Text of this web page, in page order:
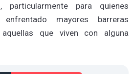
particularmente para quienes
mayores barreras
que viven con alguna